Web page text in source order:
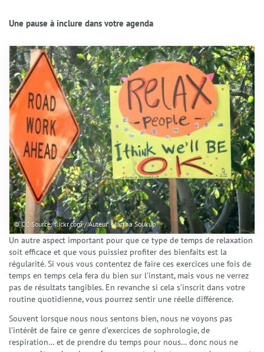
Une pause à inclure dans votre agenda
© CC Source: flickr.com / Auteur: Martha Soukup
Un autre aspect important pour que ce type de temps de relaxation
soit efficace et que vous puissiez profiter des bienfaits est la
régularité. Si vous vous contentez de faire ces exercices une fois de
temps en temps cela fera du bien sur l’instant, mais vous ne verrez
pas de résultats tangibles. En revanche si cela s’inscrit dans votre
routine quotidienne, vous pourrez sentir une réelle différence.
Souvent lorsque nous nous sentons bien, nous ne voyons pas
l’intérêt de faire ce genre d’exercices de sophrologie, de
respiration… et de prendre du temps pour nous… donc nous ne